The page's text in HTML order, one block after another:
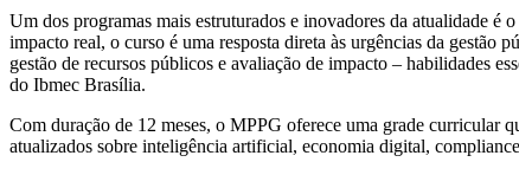
Um dos programas mais estruturados e inovadores da atualidade
impacto real, o curso é uma resposta direta às urgências da gestão
gestão de recursos públicos e avaliação de impacto – habilidades
do Ibmec Brasília.
Com duração de 12 meses, o MPPG oferece uma grade curricular
atualizados sobre inteligência artificial, economia digital,